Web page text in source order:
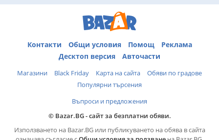
Контакти Общи условия Помощ
Реклама
Десктоп версия
Авточасти
Магазини Black Friday Карта на сайта
Обяви по градове
Популярни търсения
Въпроси и предложения
© Bazar.BG - сайт за безплатни обяви.
Използването на Bazar.BG или публикуването на обява в сайта